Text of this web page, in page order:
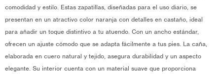
comodidad y estilo. Estas zapatillas, diseñadas para el uso diario, se
presentan en un atractivo color naranja con detalles en castaño, ideal
para añadir un toque distintivo a tu atuendo. Con un ancho estándar,
ofrecen un ajuste cómodo que se adapta fácilmente a tus pies. La caña,
elaborada en cuero natural y tejido, asegura durabilidad y un aspecto
elegante. Su interior cuenta con un material suave que proporciona